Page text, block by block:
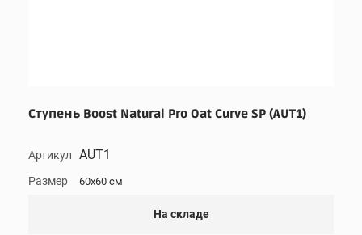
Ступень Boost Natural Pro Oat Curve SP (AUT1)
Артикул AUT1
Размер 60x60 см
На складе